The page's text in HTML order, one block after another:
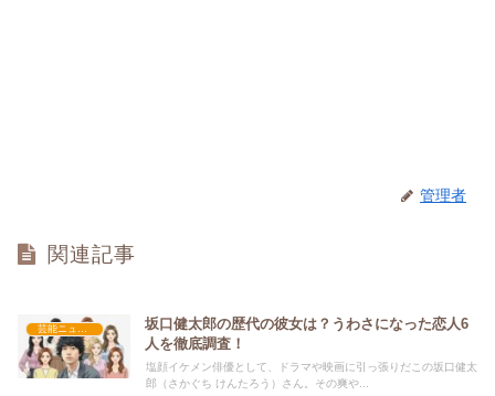
管理者
関連記事
芸能ニュース
坂口健太郎の歴代の彼女は？うわさになった恋人6
人を徹底調査！
塩顔イケメン俳優として、ドラマや映画に引っ張りだこの坂口健太
郎（さかぐち けんたろう）さん。その爽や...